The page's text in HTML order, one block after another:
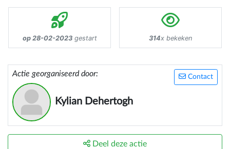
op 28-02-2023gestart 314x bekeken
Contact
Actie georganiseerd door:
Kylian Dehertogh
Deel deze actie